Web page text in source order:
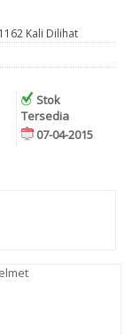
Kali Dilihat
Stok
Tersedia
07-04-2015